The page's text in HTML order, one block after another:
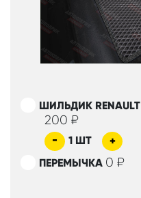
ШИЛЬДИК RENAULT
200 ₽
- 1 ШТ
+
ПЕРЕМЫЧКА 0 ₽